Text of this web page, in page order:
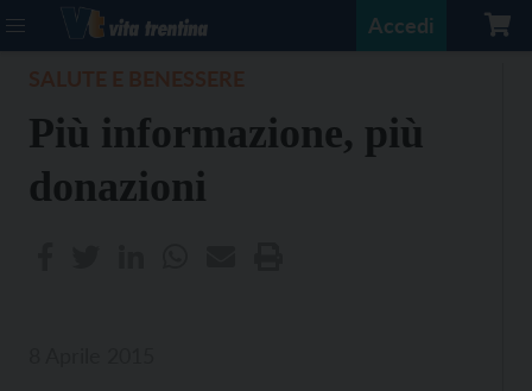
Accedi
Più informazione, più
donazioni